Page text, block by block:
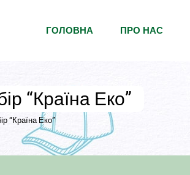
ГОЛОВНА ПРО НАС
“Країна Еко”
“Країна Еко”